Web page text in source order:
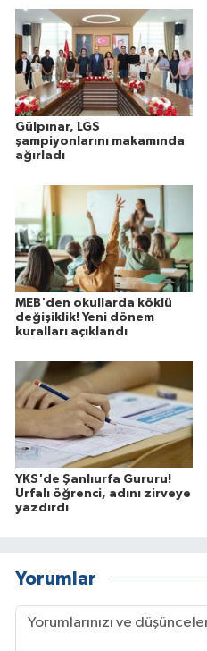
Gülpınar, LGS
şampiyonlarını makamında
ağırladı
MEB'den okullarda köklü
değişiklik! Yeni dönem
kuralları açıklandı
YKS'de Şanlıurfa Gururu!
Urfalı öğrenci, adını zirveye
yazdırdı
Yorumlar